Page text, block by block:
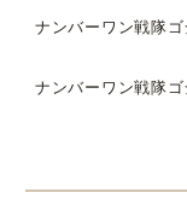
ナンバーワン戦隊
ナンバーワン戦隊